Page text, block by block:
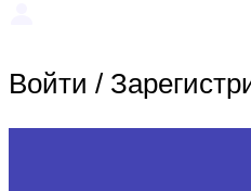
Войти /